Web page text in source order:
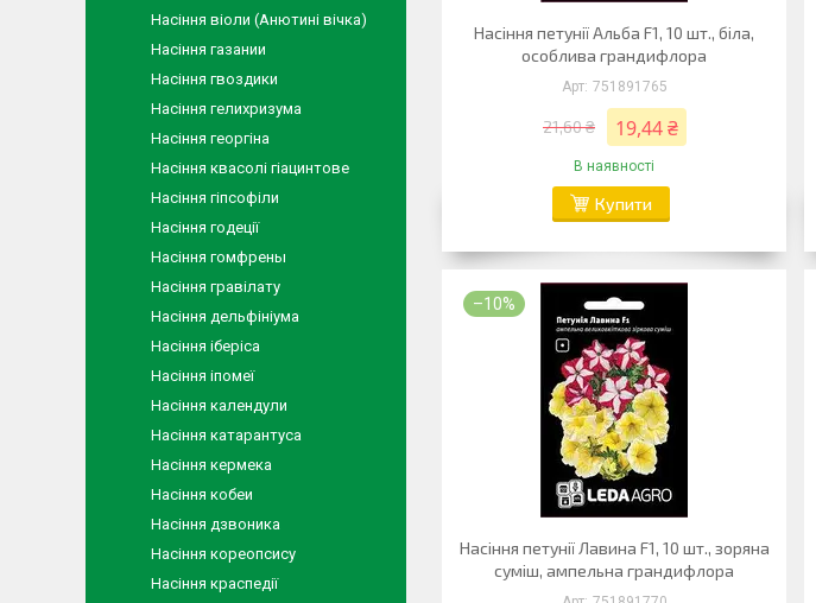
Насіння петунії Альба F1, 10 шт., біла,
особлива грандифлора
751891765
21,60 ₴ 19,44 ₴
В наявності
Купити
–10%
Насіння петунії Лавина F1, 10 шт., зоряна
суміш, ампельна грандифлора
Насіння віоли (Анютині вічка)
Насіння газании
Насіння гвоздики
Насіння гелихризума
Насіння георгіна
Насіння квасолі гіацинтове
Насіння гіпсофіли
Насіння годеції
Насіння гомфрены
Насіння гравілату
Насіння дельфініума
Насіння іберіса
Насіння іпомеї
Насіння календули
Насіння катарантуса
Насіння кермека
Насіння кобеи
Насіння дзвоника
Насіння кореопсису
Насіння краспедії